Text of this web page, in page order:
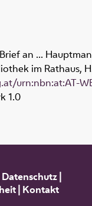
an ...
im Rathaus,
urn:nbn:at:AT-
1.0
Datenschutz|
| Kontakt